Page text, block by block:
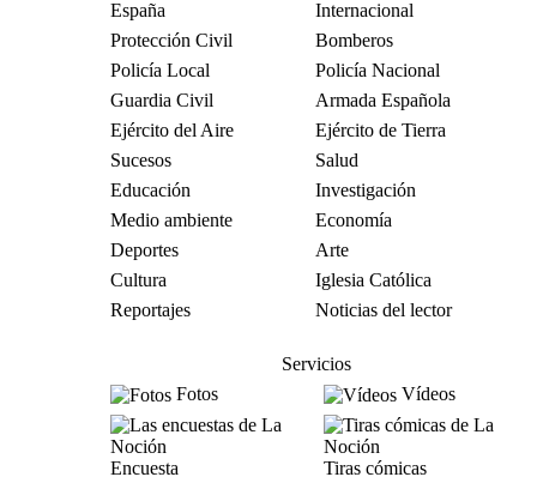
España
Internacional
Protección Civil
Bomberos
Policía Local
Policía Nacional
Guardia Civil
Armada Española
Ejército del Aire
Ejército de Tierra
Sucesos
Salud
Educación
Investigación
Medio ambiente
Economía
Deportes
Arte
Cultura
Iglesia Católica
Reportajes
Noticias del lector
Servicios
Fotos
Vídeos
Encuesta Tiras cómicas